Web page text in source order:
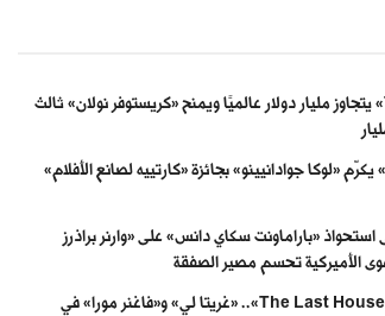
«The Odyssey» يتجاوز مليار دولار عالميًا ويمنح «كريستوفر نولان» ثالث
«لوكا جوادانيينو» بجائزة «كارتييه لصانع الأفلام»
استحواذ «باراماونت سكاي دانس» على «وارنر براذرز
الأميركية تحسم مصير الصفقة
مشهد جديد من «The Last House».. «غريتا لي» و«فاغنر مورا» في